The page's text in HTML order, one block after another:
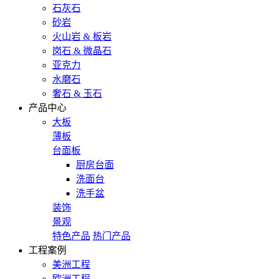
石灰石
砂岩
火山岩 & 板岩
岗石 & 微晶石
亚克力
水磨石
奢石 & 玉石
产品中心
大板
薄板
台面板
厨房台面
洗面台
洗手盆
装饰
景观
特色产品 热门产品
工程案例
美洲工程